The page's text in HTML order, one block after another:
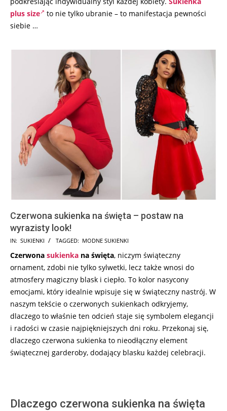
plus size
to nie tylko ubranie – to manifestacja pewności
siebie …
Czerwona sukienka na święta – postaw na
wyrazisty look!
2023-
12-
IN: SUKIENKI TAGGED: MODNE SUKIENKI
Czerwona sukienka na święta, niczym świąteczny
ornament, zdobi nie tylko sylwetki, lecz także wnosi do
atmosfery magiczny blask i ciepło. To kolor nasycony
emocjami, który idealnie wpisuje się w świąteczny nastrój. W
naszym tekście o czerwonych sukienkach odkryjemy,
dlaczego to właśnie ten odcień staje się symbolem elegancji
i radości w czasie najpiękniejszych dni roku. Przekonaj się,
dlaczego czerwona sukienka to nieodłączny element
świątecznej garderoby, dodający blasku każdej celebracji.
Dlaczego czerwona sukienka na święta